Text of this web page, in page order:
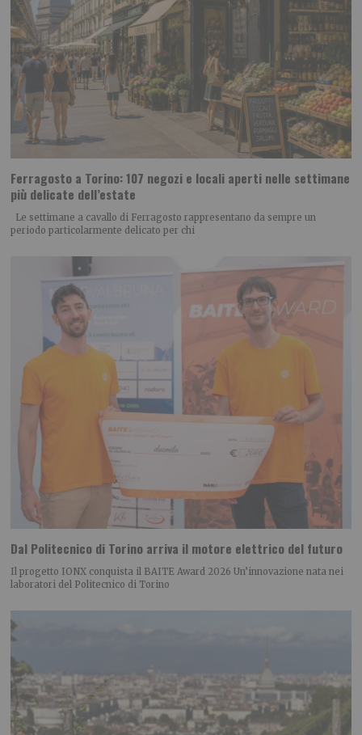
Ferragosto a Torino: 107 negozi e locali aperti nelle settimane
più delicate dell’estate
Le settimane a cavallo di Ferragosto rappresentano da sempre un
periodo particolarmente delicato per chi
Dal Politecnico di Torino arriva il motore elettrico del futuro
Il progetto IONX conquista il BAITE Award 2026 Un’innovazione nata nei
laboratori del Politecnico di Torino